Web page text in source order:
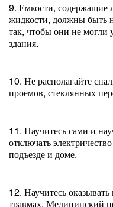
9. Емкости, содержащие
жидкости, должны быть
так, чтобы они не могли
здания.
10. Не располагайте
проемов, стеклянных
11. Научитесь сами и
отключать
подъезде и доме.
12. Научитесь
травмах. Медицинский